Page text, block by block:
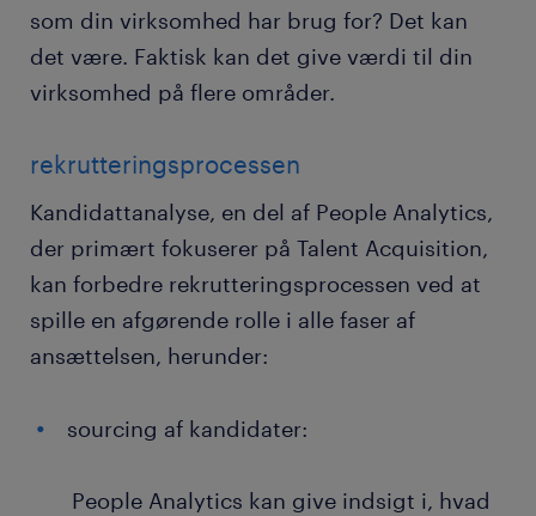
som din virksomhed har brug for? Det kan
det være. Faktisk kan det give værdi til din
virksomhed på flere områder.
rekrutteringsprocessen
Kandidattanalyse, en del af People Analytics,
der primært fokuserer på Talent Acquisition,
kan forbedre rekrutteringsprocessen ved at
spille en afgørende rolle i alle faser af
ansættelsen, herunder:
sourcing af kandidater:
People Analytics kan give indsigt i, hvad